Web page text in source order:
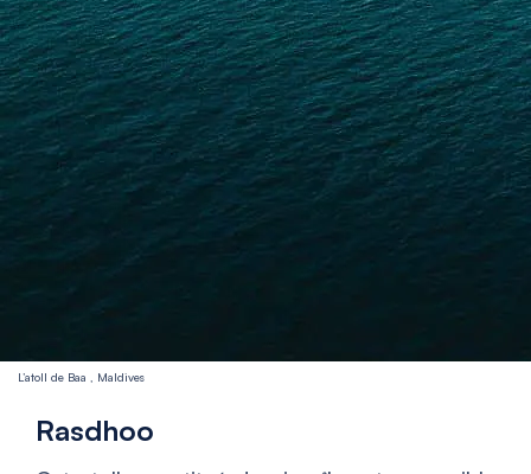
L’atoll de Baa , Maldives
Rasdhoo